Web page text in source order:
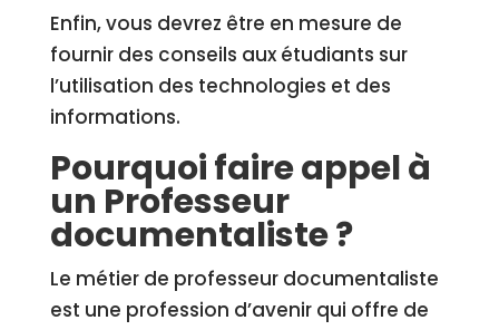
Enfin, vous devrez être en mesure de
fournir des conseils aux étudiants sur
l’utilisation des technologies et des
informations.
Pourquoi faire appel à
un Professeur
documentaliste ?
Le métier de professeur documentaliste
est une profession d’avenir qui offre de